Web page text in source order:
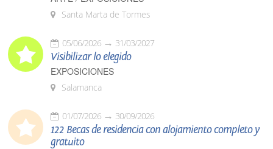
Santa Marta de Tormes
05/06/2026 31/03/2027
Visibilizar lo elegido
EXPOSICIONES
Salamanca
01/07/2026 30/09/2026
122 Becas de residencia con alojamiento completo y
gratuito